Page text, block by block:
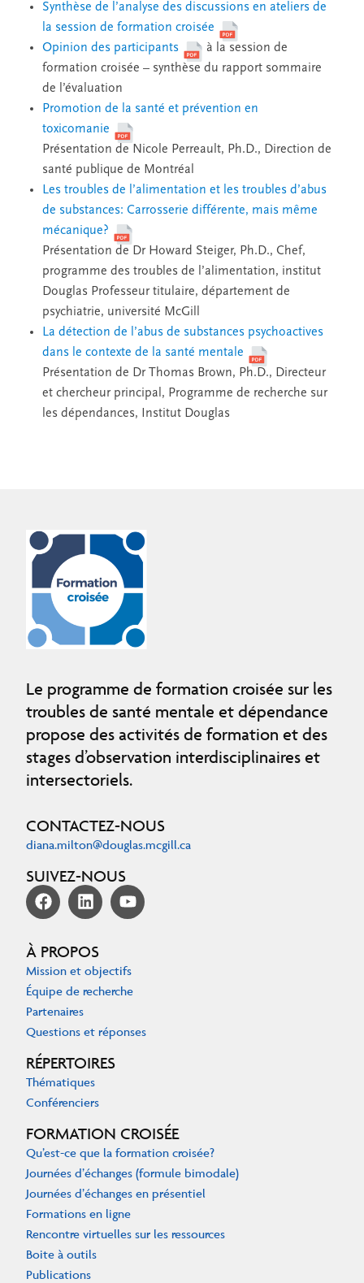
Synthèse de l’analyse des discussions en ateliers de
la session de formation croisée
Opinion des participants
à la session de
formation croisée – synthèse du rapport sommaire
de l’évaluation
Promotion de la santé et prévention en
toxicomanie
Présentation de Nicole Perreault, Ph.D., Direction de
santé publique de Montréal
Les troubles de l’alimentation et les troubles d’abus
de substances: Carrosserie différente, mais même
mécanique?
Présentation de Dr Howard Steiger, Ph.D., Chef,
programme des troubles de l’alimentation, institut
Douglas Professeur titulaire, département de
psychiatrie, université McGill
La détection de l’abus de substances psychoactives
dans le contexte de la santé mentale
Présentation de Dr Thomas Brown, Ph.D., Directeur
et chercheur principal, Programme de recherche sur
les dépendances, Institut Douglas
Le programme de formation croisée sur les
troubles de santé mentale et dépendance
propose des activités de formation et des
stages d’observation interdisciplinaires et
intersectoriels.
CONTACTEZ-NOUS
diana.milton@douglas.mcgill.ca
SUIVEZ-NOUS
À PROPOS
Mission et objectifs
Équipe de recherche
Partenaires
Questions et réponses
RÉPERTOIRES
Thématiques
Conférenciers
FORMATION CROISÉE
Qu’est-ce que la formation croisée?
Journées d’échanges (formule bimodale)
Journées d’échanges en présentiel
Formations en ligne
Rencontre virtuelles sur les ressources
Boite à outils
Publications